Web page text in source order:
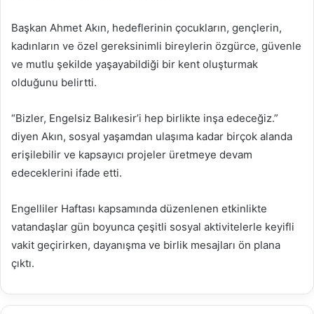
Başkan Ahmet Akın, hedeflerinin çocukların, gençlerin,
kadınların ve özel gereksinimli bireylerin özgürce, güvenle
ve mutlu şekilde yaşayabildiği bir kent oluşturmak
olduğunu belirtti.
“Bizler, Engelsiz Balıkesir’i hep birlikte inşa edeceğiz.”
diyen Akın, sosyal yaşamdan ulaşıma kadar birçok alanda
erişilebilir ve kapsayıcı projeler üretmeye devam
edeceklerini ifade etti.
Engelliler Haftası kapsamında düzenlenen etkinlikte
vatandaşlar gün boyunca çeşitli sosyal aktivitelerle keyifli
vakit geçirirken, dayanışma ve birlik mesajları ön plana
çıktı.